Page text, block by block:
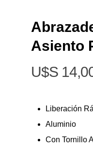
Asiento
$
Liberación
Aluminio
Con Tornillo